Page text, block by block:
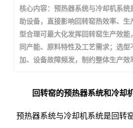
核心内容：预热器系统与冷却机系统
助设备，直接影响回转窑热效率、
型合理可最大化发挥回转窑生产效
同产能、原料特性及工艺需求；选
加、设备故障频发，制约整体生产效
回转窑的预热器系统和冷却
预热器系统与冷却机系统是回转